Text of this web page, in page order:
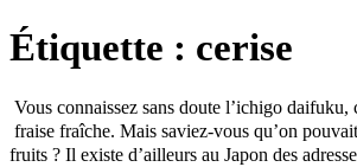
Étiquette : cerise
Vous connaissez sans doute l’ichigo daifuku,
fraise fraîche. Mais saviez-vous qu’on
fruits ? Il existe d’ailleurs au Japon des